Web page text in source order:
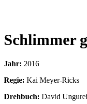
Schlimmer
Jahr: 2016
Regie: Kai Meyer-Ricks
Drehbuch: David